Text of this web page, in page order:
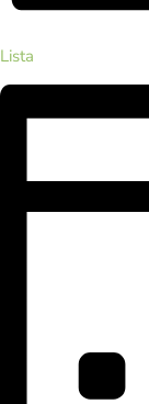
Lista